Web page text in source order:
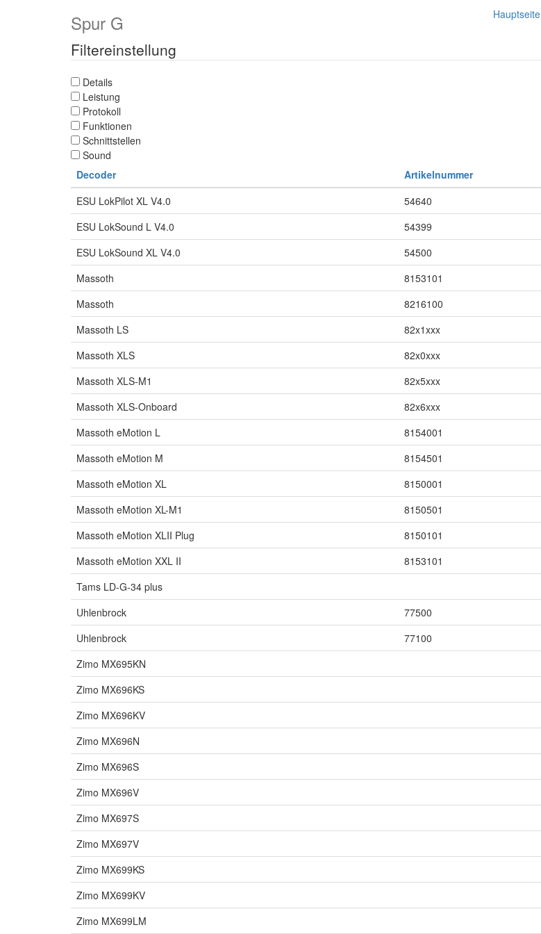
Hauptseite
Spur G
Filtereinstellung
Details
Leistung
Protokoll
Funktionen
Schnittstellen
Sound
Decoder
Artikelnummer
ESU LokPilot XL V4.0
54640
ESU LokSound L V4.0
54399
ESU LokSound XL V4.0
54500
Massoth
8153101
Massoth
8216100
Massoth LS
82x1xxx
Massoth XLS
82x0xxx
Massoth XLS-M1
82x5xxx
Massoth XLS-Onboard
82x6xxx
Massoth eMotion L
8154001
Massoth eMotion M
8154501
Massoth eMotion XL
8150001
Massoth eMotion XL-M1
8150501
Massoth eMotion XLII Plug
8150101
Massoth eMotion XXL II
8153101
Tams LD-G-34 plus
Uhlenbrock
77500
Uhlenbrock
77100
Zimo MX695KN
Zimo MX696KS
Zimo MX696KV
Zimo MX696N
Zimo MX696S
Zimo MX696V
Zimo MX697S
Zimo MX697V
Zimo MX699KS
Zimo MX699KV
Zimo MX699LM